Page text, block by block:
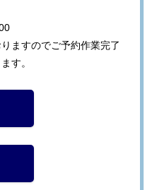
ますのでご予約作業完了
す。